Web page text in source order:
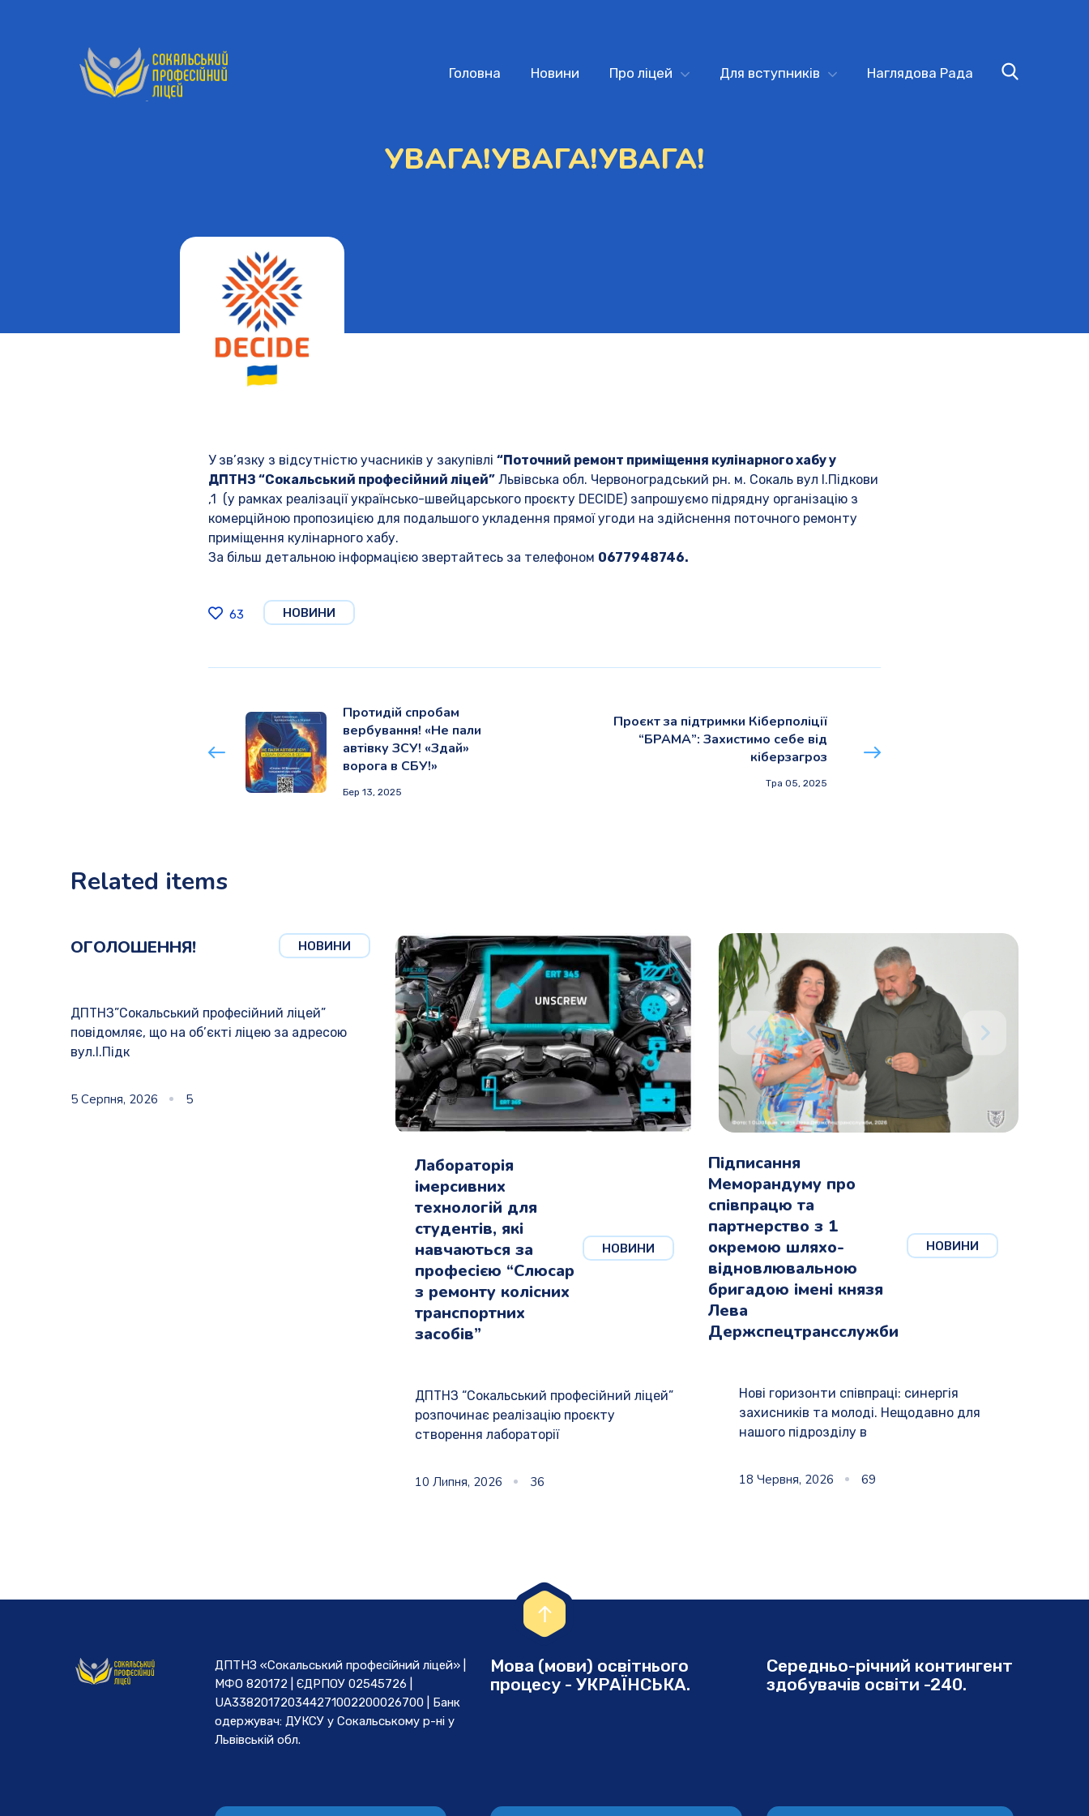
Головна Новини Про ліцей Для вступників Наглядова Рада
УВАГА!УВАГА!УВАГА!
У зв’язку з відсутністю учасників у закупівлі “Поточний ремонт приміщення кулінарного хабу у
ДПТНЗ “Сокальський професійний ліцей” Львівська обл. Червоноградський рн. м. Сокаль вул І.Підкови
,1 (у рамках реалізації українсько-швейцарського проєкту DECIDE) запрошуємо підрядну організацію з
комерційною пропозицією для подальшого укладення прямої угоди на здійснення поточного ремонту
приміщення кулінарного хабу.
За більш детальною інформацією звертайтесь за телефоном 0677948746.
63 НОВИНИ
Протидій спробам
вербування! «Не пали
автівку ЗСУ! «Здай»
ворога в СБУ!»
Бер 13, 2025
Проєкт за підтримки Кіберполіції
“БРАМА”: Захистимо себе від
кіберзагроз
Тра 05, 2025
Related items
НОВИНИ
ОГОЛОШЕННЯ!
ДПТНЗ”Сокальський професійний ліцей”
повідомляє, що на об’єкті ліцею за адресою
вул.І.Підк
5 Серпня, 2026 5
НОВИНИ
Лабораторія
імерсивних
технологій для
студентів, які
навчаються за
професією “Слюсар
з ремонту колісних
транспортних
засобів”
ДПТНЗ “Сокальський професійний ліцей”
розпочинає реалізацію проєкту
створення лабораторії
10 Липня, 2026 36
НОВИНИ
Підписання
Меморандуму про
співпрацю та
партнерство з 1
окремою шляхо-
відновлювальною
бригадою імені князя
Лева
Держспецтрансслужби
Нові горизонти співпраці: синергія
захисників та молоді. Нещодавно для
нашого підрозділу в
18 Червня, 2026 69
ДПТНЗ «Сокальський професійний ліцей» |
МФО 820172 | ЄДРПОУ 02545726 |
UA338201720344271002200026700 | Банк
одержувач: ДУКСУ у Cокальському р-ні у
Львівській обл.
Мова (мови) освітнього
процесу - УКРАЇНСЬКА.
Середньо-річний контингент
здобувачів освіти -240.